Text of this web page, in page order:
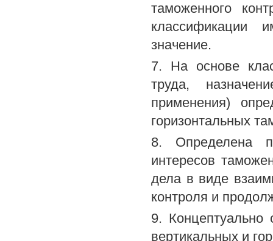
таможенного
классификации
значение.
7. На основе
труда,
применения)
горизонтальных
8. Определена
интересов
дела в виде
контроля и
9. Концептуально
вертикальных и